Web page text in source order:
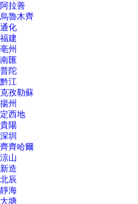
阿拉善
烏魯木齊
通化
福建
亳州
南匯
普陀
黔江
克孜勒蘇
揚州
定西地
貴陽
深圳
齊齊哈爾
涼山
新造
北辰
靜海
大塘